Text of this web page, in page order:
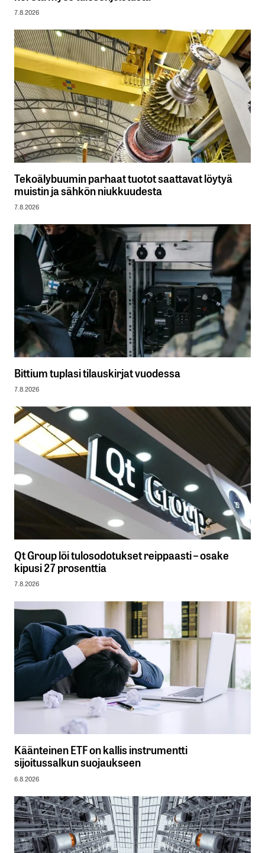
7.8.2026
Tekoälybuumin parhaat tuotot saattavat löytyä
muistin ja sähkön niukkuudesta
7.8.2026
Bittium tuplasi tilauskirjat vuodessa
7.8.2026
Qt Group löi tulosodotukset reippaasti – osake
kipusi 27 prosenttia
7.8.2026
Käänteinen ETF on kallis instrumentti
sijoitussalkun suojaukseen
6.8.2026